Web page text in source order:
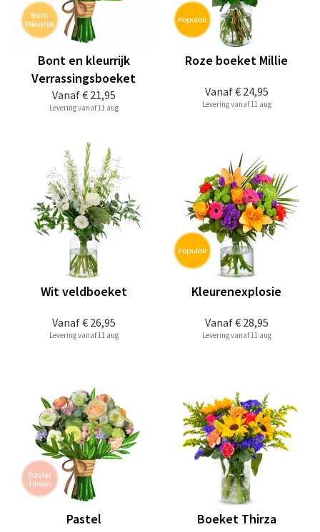
Vanaf€ 21,95
Bont en kleurrijk
Verrassingsboeket
Levering vanaf 11 aug
Vanaf€ 24,95
Roze boeket Millie
Levering vanaf 11 aug
Vanaf€ 26,95
Wit veldboeket
Levering vanaf 11 aug
Vanaf€ 28,95
Kleurenexplosie
Levering vanaf 11 aug
Pastel
Boeket Thirza